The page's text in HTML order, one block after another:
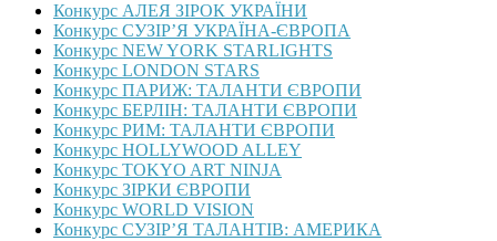
Конкурс АЛЕЯ ЗІРОК УКРАЇНИ
Конкурс СУЗІР’Я УКРАЇНА-ЄВРОПА
Конкурс NEW YORK STARLIGHTS
Конкурс LONDON STARS
Конкурс ПАРИЖ: ТАЛАНТИ ЄВРОПИ
Конкурс БЕРЛІН: ТАЛАНТИ ЄВРОПИ
Конкурс РИМ: ТАЛАНТИ ЄВРОПИ
Конкурс HOLLYWOOD ALLEY
Конкурс TOKYO ART NINJA
Конкурс ЗІРКИ ЄВРОПИ
Конкурс WORLD VISION
Конкурс СУЗІР’Я ТАЛАНТІВ: АМЕРИКА